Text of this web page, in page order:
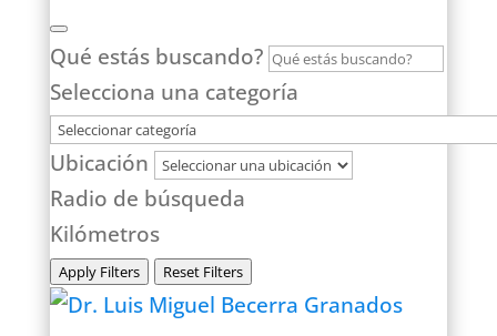
Qué estás buscando?
Selecciona una categoría
Ubicación
Radio de búsqueda
Kilómetros
Apply Filters Reset Filters